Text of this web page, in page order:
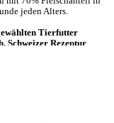
jeden Alters.
Tierfutter
Schweizer Rezeptur
für BARF.